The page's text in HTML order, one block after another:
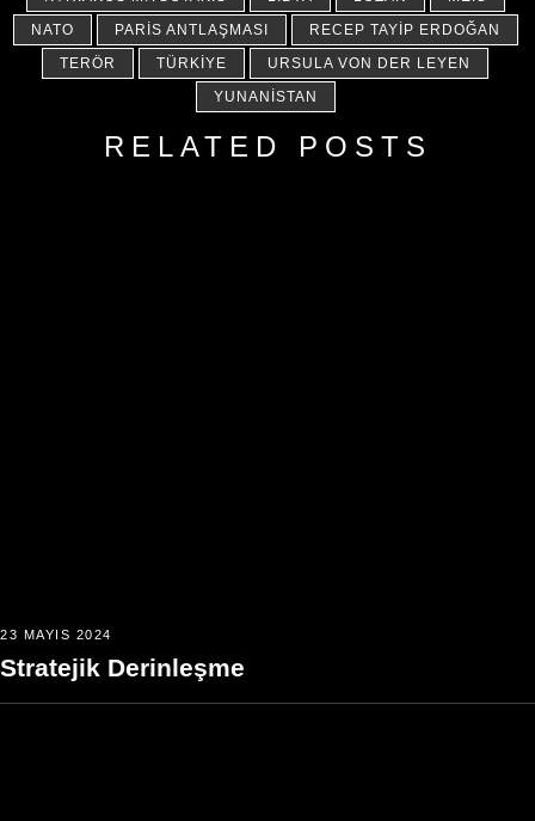
NATO
PARIS ANTLAŞMASI
RECEP TAYIP ERDOĞAN
TERÖR
TÜRKIYE
URSULA VON DER LEYEN
YUNANISTAN
RELATED POSTS
23 MAYIS 2024
Stratejik Derinleşme